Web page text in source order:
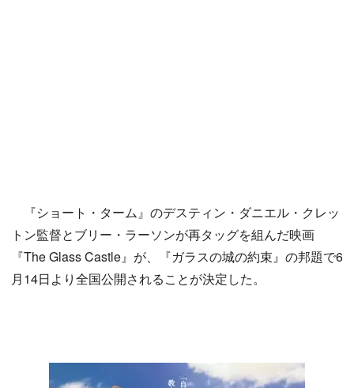
『ショート・ターム』のデスティン・ダニエル・クレッ
トン監督とブリー・ラーソンが再タッグを組んだ映画
『The Glass Castle』が、『ガラスの城の約束』の邦題で6
月14日より全国公開されることが決定した。